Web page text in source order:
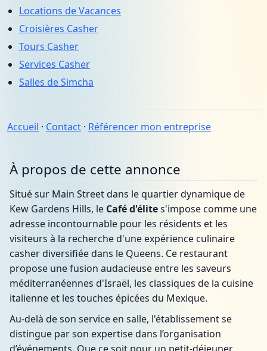
Locations de Vacances
Croisières Casher
Tours Casher
Services Casher
Salles de Simcha
Accueil · Contact · Référencer mon entreprise
À propos de cette annonce
Situé sur Main Street dans le quartier dynamique de
Kew Gardens Hills, le Café d'élites'impose comme une
adresse incontournable pour les résidents et les
visiteurs à la recherche d'une expérience culinaire
casher diversifiée dans le Queens. Ce restaurant
propose une fusion audacieuse entre les saveurs
méditerranéennes d'Israël, les classiques de la cuisine
italienne et les touches épicées du Mexique.
Au-delà de son service en salle, l'établissement se
distingue par son expertise dans l’organisation